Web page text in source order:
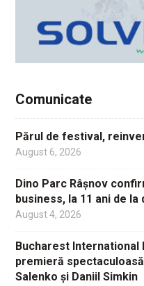
Comunicate
Părul de festival,
August 6, 2026
Dino Parc Râșnov
business, la 11 ani de
August 4, 2026
Bucharest International
premieră
Salenko și Daniil Simkin